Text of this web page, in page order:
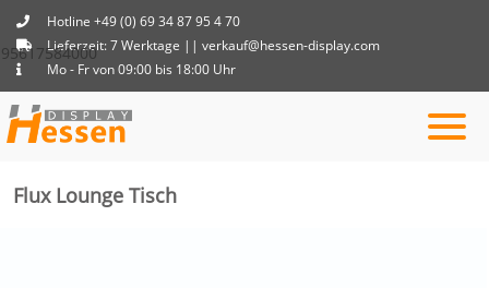
Hotline +49 (0) 69 34 87 95 4 70
Lieferzeit: 7 Werktage || verkauf@hessen-display.com
Mo - Fr von 09:00 bis 18:00 Uhr
Flux Lounge Tisch
95617584000